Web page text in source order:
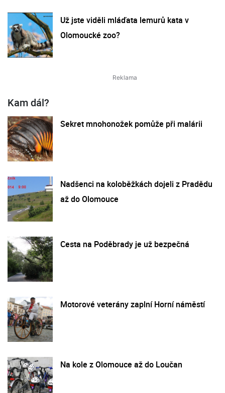
Už jste viděli mláďata lemurů kata v
Olomoucké zoo?
Kam dál?
Sekret mnohonožek pomůže při malárii
Nadšenci na koloběžkách dojeli z Pradědu
až do Olomouce
Cesta na Poděbrady je už bezpečná
Motorové veterány zaplní Horní náměstí
Na kole z Olomouce až do Loučan